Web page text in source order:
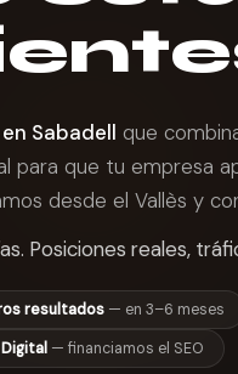
Sabadell que
para que tu empresa
desde el Vallès y
Posiciones reales,
resultados— en 3–6 meses
— financiamos el SEO